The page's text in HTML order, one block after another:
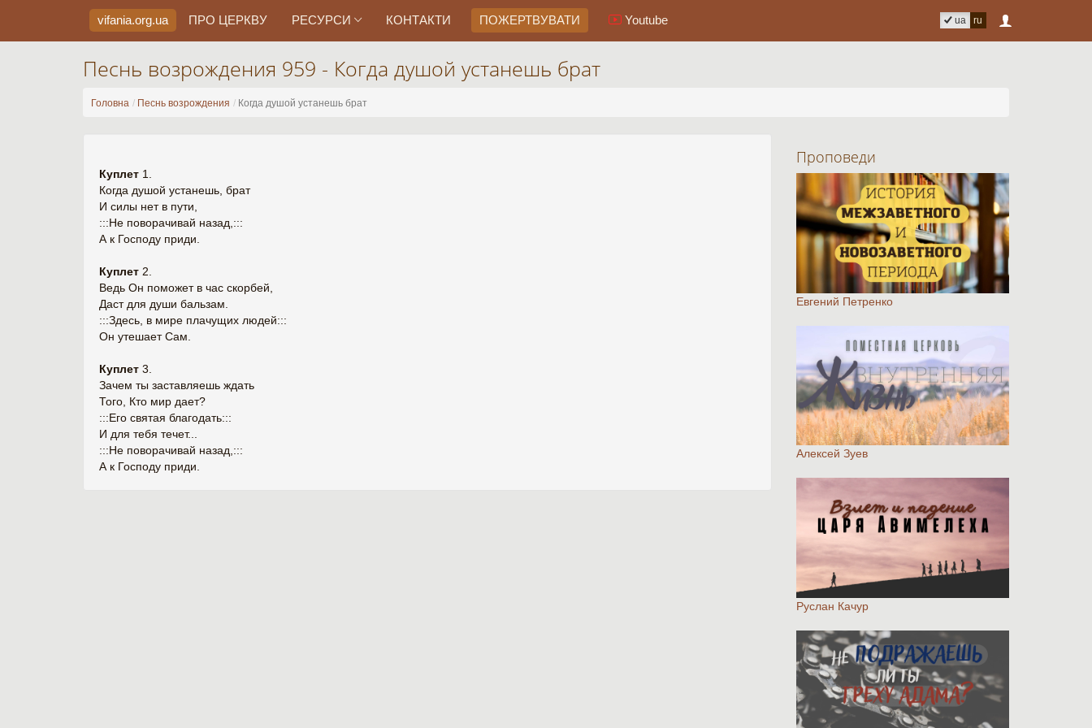
vifania.org.ua ПРО ЦЕРКВУ РЕСУРСИ КОНТАКТИ ПОЖЕРТВУВАТИ Youtube ua ru
Песнь возрождения 959 - Когда душой устанешь брат
Головна Песнь возрождения Когда душой устанешь брат
Куплет 1.
Когда душой устанешь, брат
И силы нет в пути,
:::Не поворачивай назад,:::
А к Господу приди.
Куплет 2.
Ведь Он поможет в час скорбей,
Даст для души бальзам.
:::Здесь, в мире плачущих людей:::
Он утешает Сам.
Куплет 3.
Зачем ты заставляешь ждать
Того, Кто мир дает?
:::Его святая благодать:::
И для тебя течет...
:::Не поворачивай назад,:::
А к Господу приди.
Проповеди
Евгений Петренко
Алексей Зуев
Руслан Качур